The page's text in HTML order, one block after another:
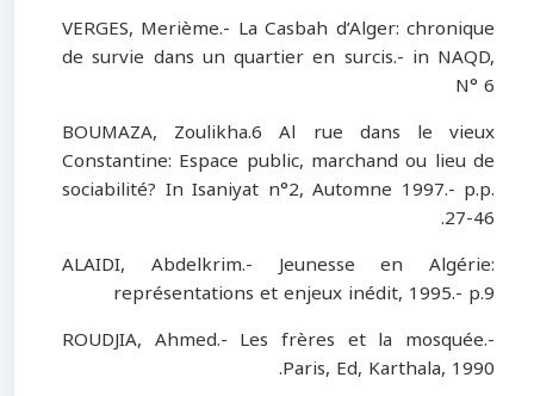
VERGES, Merième.- La Casbah d’Alger: chronique
de survie dans un quartier en surcis.- in NAQD,
N° 6
BOUMAZA, Zoulikha.6 Al rue dans le vieux
Constantine: Espace public, marchand ou lieu de
sociabilité? In Isaniyat n°2, Automne 1997.- p.p.
27-46.
ALAIDI, Abdelkrim.- Jeunesse en Algérie:
représentations et enjeux inédit, 1995.- p.9
ROUDJIA, Ahmed.- Les frères et la mosquée.-
Paris, Ed, Karthala, 1990.